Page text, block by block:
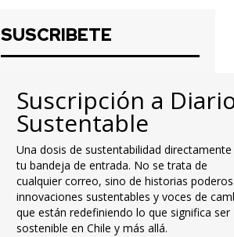
SUSCRIBETE
Suscripción a
Sustentable
Una dosis de sustentabilidad
tu bandeja de entrada. No se trata de
cualquier correo, sino de historias
innovaciones sustentables y voces de
que están redefiniendo lo que significa ser
sostenible en Chile y más allá.